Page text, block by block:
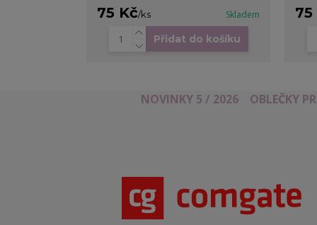
75 Kč/ks Skladem
Přidat do košíku
75
NOVINKY 5 / 2026 OBLEČKY